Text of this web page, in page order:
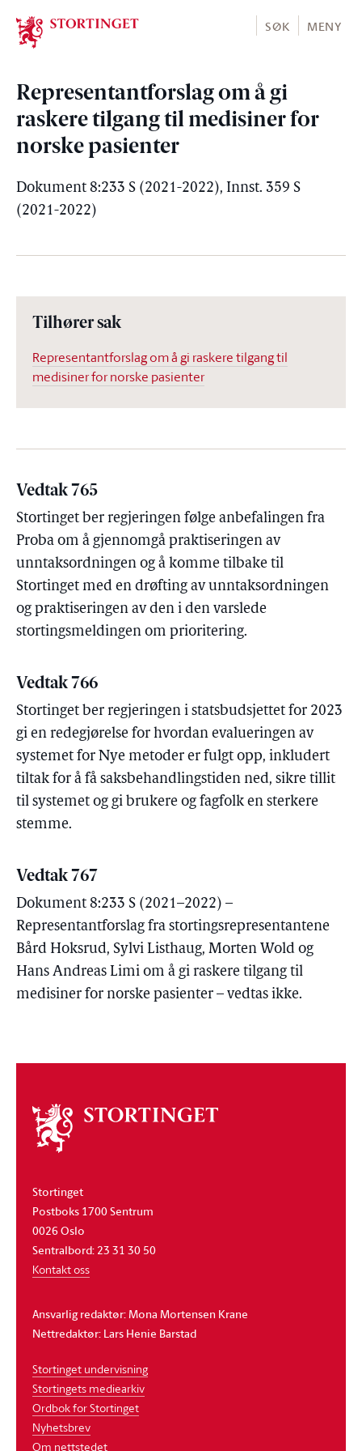
Stortinget.no
SØK MENY
Representantforslag om å gi
raskere tilgang til medisiner for
norske pasienter
Dokument 8:233 S (2021-2022), Innst. 359 S
(2021-2022)
Tilhører sak
Representantforslag om å gi raskere tilgang til
medisiner for norske pasienter
Vedtak 765
Stortinget ber regjeringen følge anbefalingen fra
Proba om å gjennomgå praktiseringen av
unntaksordningen og å komme tilbake til
Stortinget med en drøfting av unntaksordningen
og praktiseringen av den i den varslede
stortingsmeldingen om prioritering.
Vedtak 766
Stortinget ber regjeringen i statsbudsjettet for 2023
gi en redegjørelse for hvordan evalueringen av
systemet for Nye metoder er fulgt opp, inkludert
tiltak for å få saksbehandlingstiden ned, sikre tillit
til systemet og gi brukere og fagfolk en sterkere
stemme.
Vedtak 767
Dokument 8:233 S (2021–2022) –
Representantforslag fra stortingsrepresentantene
Bård Hoksrud, Sylvi Listhaug, Morten Wold og
Hans Andreas Limi om å gi raskere tilgang til
medisiner for norske pasienter – vedtas ikke.
Om
stortinget
Stortinget
Postboks 1700 Sentrum
0026 Oslo
Sentralbord: 23 31 30 50
Kontakt oss
Ansvarlig redaktør: Mona Mortensen Krane
Nettredaktør: Lars Henie Barstad
Stortinget undervisning
Stortingets mediearkiv
Ordbok for Stortinget
Nyhetsbrev
Om nettstedet